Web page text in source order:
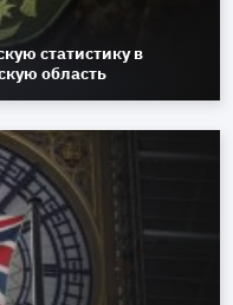
статистику в
область